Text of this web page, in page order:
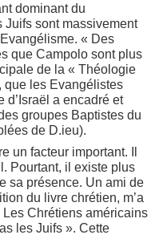
dominant du
Juifs sont massivement
« Des
que Campolo sont plus
de la « Théologie
que les Evangélistes
d’Israël a encadré et
groupes Baptistes du
de D.ieu).
un facteur important. Il
Pourtant, il existe plus
sa présence. Un ami de
du livre chrétien, m’a
Chrétiens américains
les Juifs ». Cette